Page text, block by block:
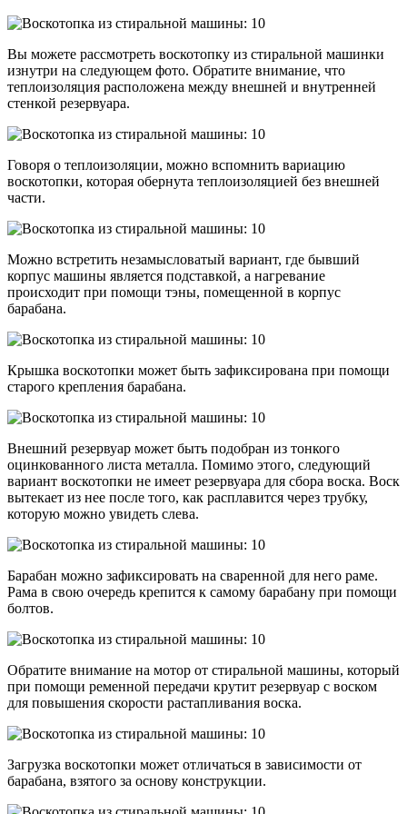
Вы можете рассмотреть воскотопку из стиральной машинки
изнутри на следующем фото. Обратите внимание, что
теплоизоляция расположена между внешней и внутренней
стенкой резервуара.
Говоря о теплоизоляции, можно вспомнить вариацию
воскотопки, которая обернута теплоизоляцией без внешней
части.
Можно встретить незамысловатый вариант, где бывший
корпус машины является подставкой, а нагревание
происходит при помощи тэны, помещенной в корпус
барабана.
Крышка воскотопки может быть зафиксирована при помощи
старого крепления барабана.
Внешний резервуар может быть подобран из тонкого
оцинкованного листа металла. Помимо этого, следующий
вариант воскотопки не имеет резервуара для сбора воска. Воск
вытекает из нее после того, как расплавится через трубку,
которую можно увидеть слева.
Барабан можно зафиксировать на сваренной для него раме.
Рама в свою очередь крепится к самому барабану при помощи
болтов.
Обратите внимание на мотор от стиральной машины, который
при помощи ременной передачи крутит резервуар с воском
для повышения скорости растапливания воска.
Загрузка воскотопки может отличаться в зависимости от
барабана, взятого за основу конструкции.